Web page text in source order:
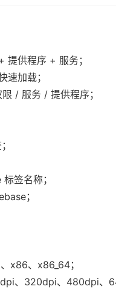
供程序 + 服务；
速加载；
/ 服务 / 提供程序；
签名称；
；
x86、x86_64；
、320dpi、480dpi、